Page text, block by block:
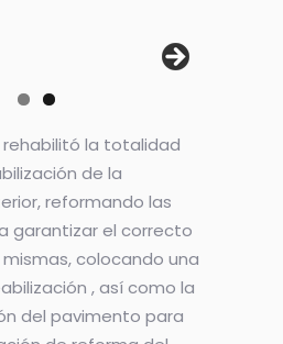
rehabilitó la totalidad
de la
reformando las
garantizar el correcto
colocando una
, así como la
del pavimento para